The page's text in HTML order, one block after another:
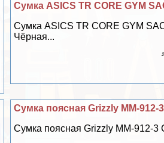
Сумка ASICS TR CORE GYM
Сумка ASICS TR CORE GYM
Чёрная...
Сумка поясная Grizzly MM-912-
Сумка поясная Grizzly MM-912-3